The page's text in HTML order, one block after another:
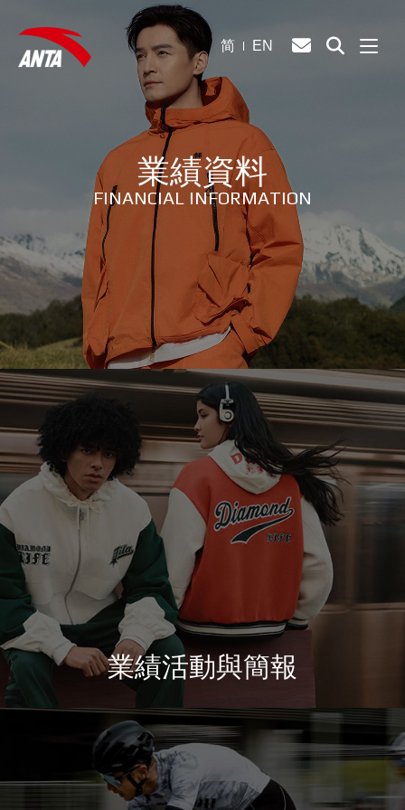
简 EN
業績資料
FINANCIAL INFORMATION
業績活動與簡報